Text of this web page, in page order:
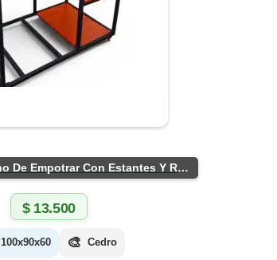
Mueble Para Horno De Empotrar Con Estantes Y Ruedas
$13.500
100x90x60 🎨 Cedro